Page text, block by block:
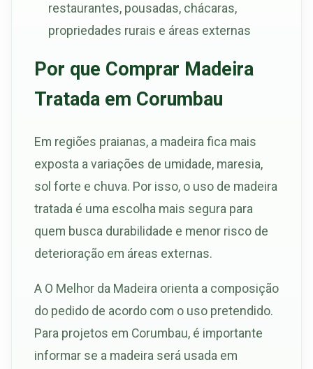
restaurantes, pousadas, chácaras,
propriedades rurais e áreas externas
Por que Comprar Madeira
Tratada em Corumbau
Em regiões praianas, a madeira fica mais
exposta a variações de umidade, maresia,
sol forte e chuva. Por isso, o uso de madeira
tratada é uma escolha mais segura para
quem busca durabilidade e menor risco de
deterioração em áreas externas.
A O Melhor da Madeira orienta a composição
do pedido de acordo com o uso pretendido.
Para projetos em Corumbau, é importante
informar se a madeira será usada em